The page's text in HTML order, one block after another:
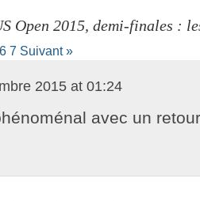
Open 2015, demi-finales :
6 7 Suivant »
2015 at 01:24
avec un